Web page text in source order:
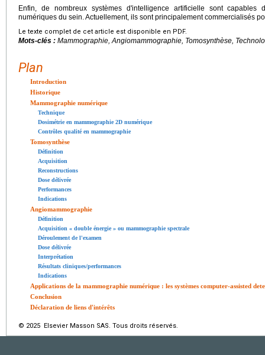
Enfin, de nombreux systèmes d'intelligence artificielle sont capables
numériques du sein. Actuellement, ils sont principalement commercialisés
Le texte complet de cet article est disponible en PDF.
Mots-clés : Mammographie, Angiomammographie, Tomosynthèse,
Plan
Introduction
Historique
Mammographie numérique
Technique
Dosimétrie en mammographie 2D numérique
Contrôles qualité en mammographie
Tomosynthèse
Définition
Acquisition
Reconstructions
Dose délivrée
Performances
Indications
Angiomammographie
Définition
Acquisition « double énergie » ou mammographie spectrale
Déroulement de l'examen
Dose délivrée
Interprétation
Résultats cliniques/performances
Indications
Applications de la mammographie numérique : les systèmes computer-assisted
Conclusion
Déclaration de liens d'intérêts
© 2025 Elsevier Masson SAS. Tous droits réservés.